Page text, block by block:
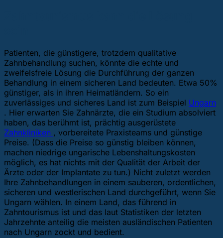
Patienten, die günstigere, trotzdem qualitative
Zahnbehandlung suchen, könnte die echte und
zweifelsfreie Lösung die Durchführung der ganzen
Behandlung in einem sicheren Land bedeuten. Etwa 50%
günstiger, als in ihren Heimatländern. So ein
zuverlässiges und sicheres Land ist zum Beispiel Ungarn
. Hier erwarten Sie Zahnärzte, die ein Studium absolviert
haben, das berühmt ist, prächtig ausgerüstete
Zahnkliniken , vorbereitete Praxisteams und günstige
Preise. (Dass die Preise so günstig bleiben können,
machen niedrige ungarische Lebenshaltungskosten
möglich, es hat nichts mit der Qualität der Arbeit der
Ärzte oder der Implantate zu tun.) Nicht zuletzt werden
Ihre Zahnbehandlungen in einem sauberen, ordentlichen,
sicheren und westlerischen Land durchgeführt, wenn Sie
Ungarn wählen. In einem Land, das führend in
Zahntourismus ist und das laut Statistiken der letzten
Jahrzehnte anteilig die meisten ausländischen Patienten
nach Ungarn zockt und bedient.